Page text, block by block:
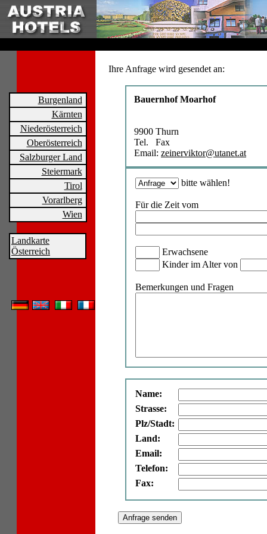
Burgenland
Kärnten
Niederösterreich
Oberösterreich
Salzburger Land
Steiermark
Tirol
Vorarlberg
Wien
Landkarte
Österreich
Ihre Anfrage wird gesendet an:
Bauernhof Moarhof
9900 Thurn
Tel. Fax
Email: zeinerviktor@utanet.at
bitte wählen!
Für die Zeit vom
Erwachsene
Kinder im Alter von
Bemerkungen und Fragen
Name:
Strasse:
Plz/Stadt:
Land:
Email:
Telefon:
Fax: